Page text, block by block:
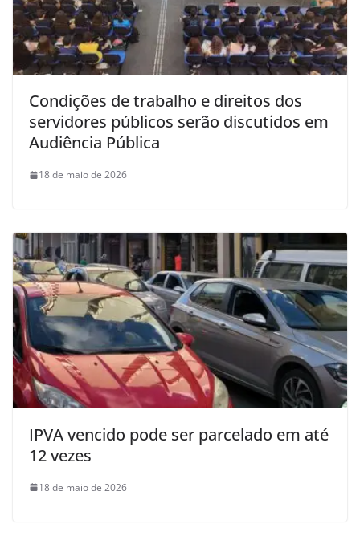
Condições de trabalho e direitos dos
servidores públicos serão discutidos em
Audiência Pública
18 de maio de 2026
IPVA vencido pode ser parcelado em até
12 vezes
18 de maio de 2026